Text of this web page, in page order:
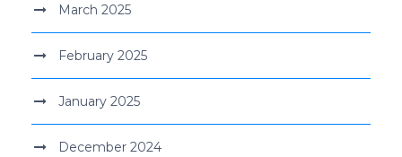
March 2025
February 2025
January 2025
December 2024